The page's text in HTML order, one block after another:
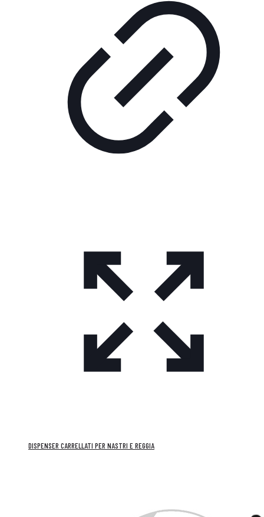
DISPENSER CARRELLATI PER NASTRI E REGGIA